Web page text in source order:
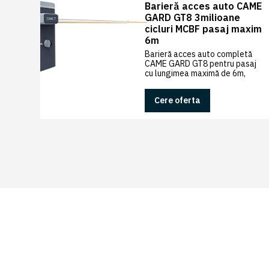
Barieră acces auto CAME
GARD GT8 3milioane
cicluri MCBF pasaj maxim
6m
Barieră acces auto completă
CAME GARD GT8 pentru pasaj
cu lungimea maximă de 6m,
de 160 de cicluri/oră și 3
milioane de cicluri
MCBF, operator 24V DC cu
Cere oferta